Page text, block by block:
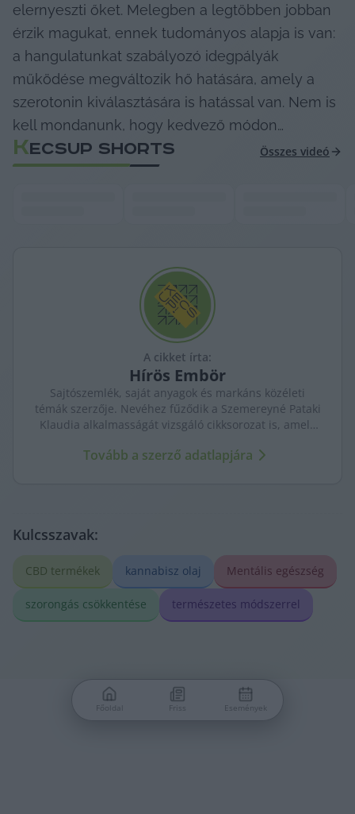
elernyeszti őket. Melegben a legtöbben jobban
érzik magukat, ennek tudományos alapja is van:
a hangulatunkat szabályozó idegpályák
működése megváltozik hő hatására, amely a
szerotonin kiválasztására is hatással van. Nem is
kell mondanunk, hogy kedvező módon…
KECSUP SHORTS Összes videó
A cikket írta:
Hírös Embör
Sajtószemlék, saját anyagok és markáns közéleti
témák szerzője. Nevéhez fűződik a Szemereyné Pataki
Klaudia alkalmasságát vizsgáló cikksorozat is, amely
Tovább a szerző adatlapjára
Kulcsszavak:
CBD termékek kannabisz olaj Mentális egészség
szorongás csökkentése természetes módszerrel
Főoldal Friss Események